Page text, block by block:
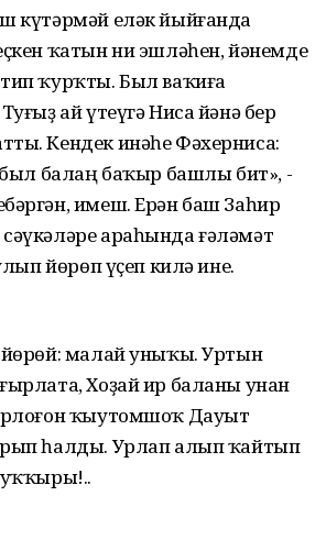
күтәрмәй еләк йыйғанда
ҡатын ни эшләһен, йәнемде
ҡурҡты. Был ваҡиға
ай үтеүгә Ниса йәнә бер
Кендек инәһе Фәхерниса:
был балаң баҡыр башлы бит», -
имеш. Ерән баш Заһир
араһында ғәләмәт
йөрөп үҫеп килә ине.
йөрөй: малай уныҡы. Уртын
Хоҙай ир баланы унан
ҡыутомшоҡ Дауыт
һалды. Урлап алып ҡайтып